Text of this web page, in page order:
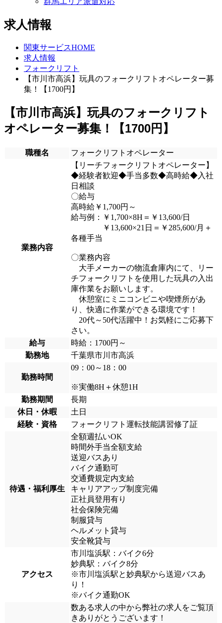
求人情報
関東サービスHOME
求人情報
フォークリフト
【市川市高浜】玩具のフォークリフトオペレーター募
集！【1700円】
【市川市高浜】玩具のフォークリフト
オペレーター募集！【1700円】
職種名 フォークリフトオペレーター
業務内容
【リーチフォークリフトオペレーター】
◆経験者歓迎◆手当多数◆高時給◆入社
日相談
〇給与
高時給￥1,700円～
給与例：￥1,700×8H＝￥13,600/日
￥13,600×21日＝￥285,600/月＋
各種手当
〇業務内容
大手メーカーの物流倉庫内にて、リー
チフォークリフトを使用した玩具の入出
庫作業をお願いします。
休憩室にミニコンビニや喫煙所があ
り、快適に作業ができる環境です！
20代～50代活躍中！お気軽にご応募下
さい。
給与
時給：1700円～
勤務地
千葉県市川市高浜
勤務時間
09：00～18：00
※実働8H＋休憩1H
勤務期間
長期
休日・休暇
土日
経験・資格
フォークリフト運転技能講習修了証
待遇・福利厚生
全額週払いOK
時間外手当全額支給
送迎バスあり
バイク通勤可
交通費規定内支給
キャリアアップ制度完備
正社員登用有り
社会保険完備
制服貸与
ヘルメット貸与
安全靴貸与
アクセス
市川塩浜駅：バイク6分
妙典駅：バイク8分
※市川塩浜駅と妙典駅から送迎バスあ
り！
※バイク通勤OK
数ある求人の中から弊社の求人をご覧頂
きありがとうございます！